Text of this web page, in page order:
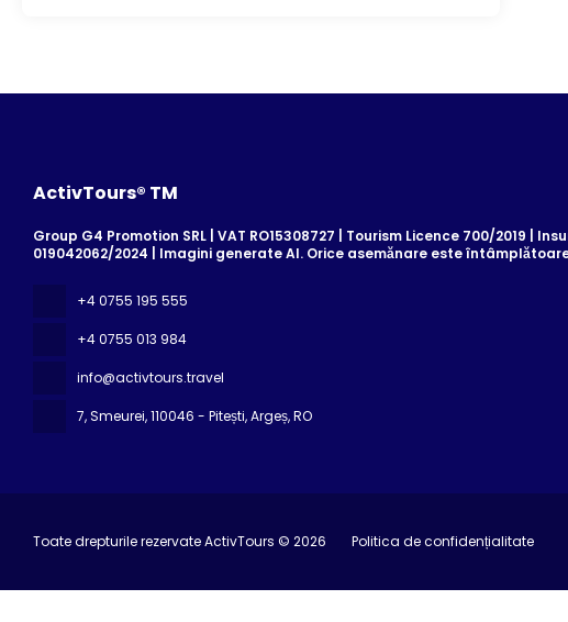
ActivTours® TM
Group G4 Promotion SRL | VAT RO15308727 | Tourism Licence 700/2019 |
019042062/2024 | Imagini generate AI. Orice asemănare este
+4 0755 195 555
+4 0755 013 984
info@activtours.travel
7, Smeurei, 110046 - Pitești, Argeș, RO
Toate drepturile rezervate ActivTours © 2026 Politica de confidențialitate